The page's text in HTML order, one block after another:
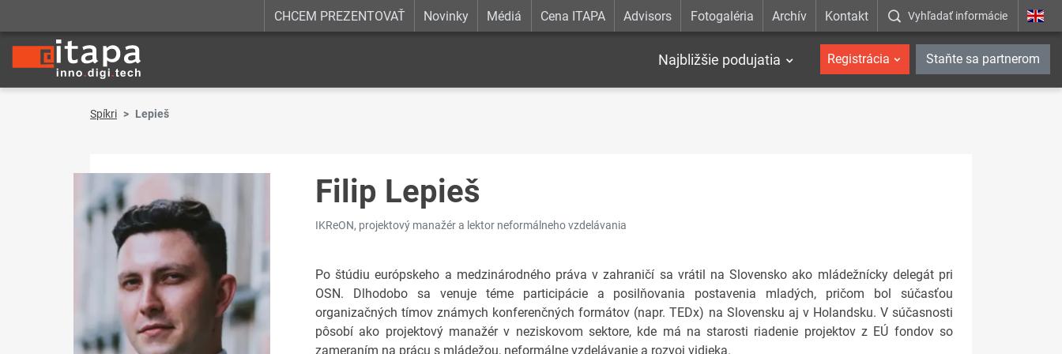
CHCEM PREZENTOVAŤ Novinky Médiá Cena ITAPA Advisors Fotogaléria Archív Kontakt Vyhľadať informácie
Najbližšie podujatia Registrácia Staňte sa partnerom
Spíkri Lepieš
Filip Lepieš
IKReON, projektový manažér a lektor neformálneho vzdelávania
Po štúdiu európskeho a medzinárodného práva v zahraničí sa vrátil na Slovensko ako mládežnícky delegát pri
OSN. Dlhodobo sa venuje téme participácie a posilňovania postavenia mladých, pričom bol súčasťou
organizačných tímov známych konferenčných formátov (napr. TEDx) na Slovensku aj v Holandsku. V súčasnosti
pôsobí ako projektový manažér v neziskovom sektore, kde má na starosti riadenie projektov z EÚ fondov so
zameraním na prácu s mládežou, neformálne vzdelávanie a rozvoj vidieka.